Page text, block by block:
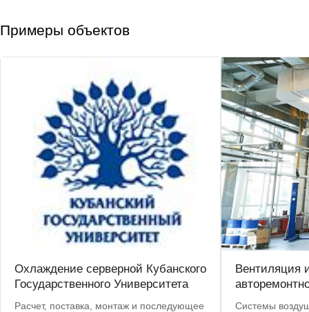
Примеры объектов
Охлаждение серверной Кубанского
Государственного Университета
Расчет, поставка, монтаж и последующее
Вентиляция
Системы